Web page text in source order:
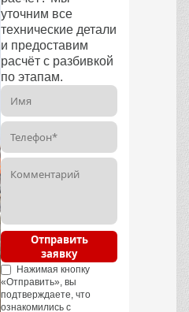
уточним все
технические детали
и предоставим
расчёт с разбивкой
по этапам.
Отправить
заявку
Нажимая кнопку
«Отправить», вы
подтверждаете, что
ознакомились с